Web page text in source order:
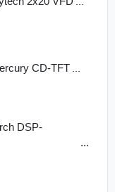
CD-TFT
DSP-